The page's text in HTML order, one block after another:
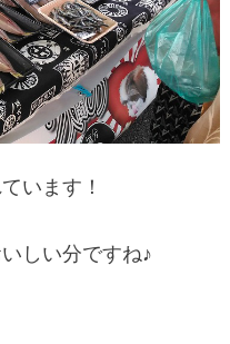
います！
しい分ですね♪